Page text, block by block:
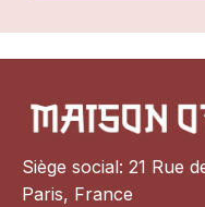
Siège social: 21 Rue
Paris, France